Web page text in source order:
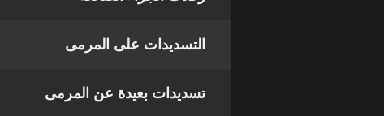
التسديدات على المرمى
تسديدات بعيدة عن المرمى